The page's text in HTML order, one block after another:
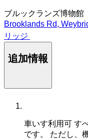
ブルックランズ博物館
Brooklands Rd,
リッジ
追加情報
車いす利用可 す
です。 ただし、